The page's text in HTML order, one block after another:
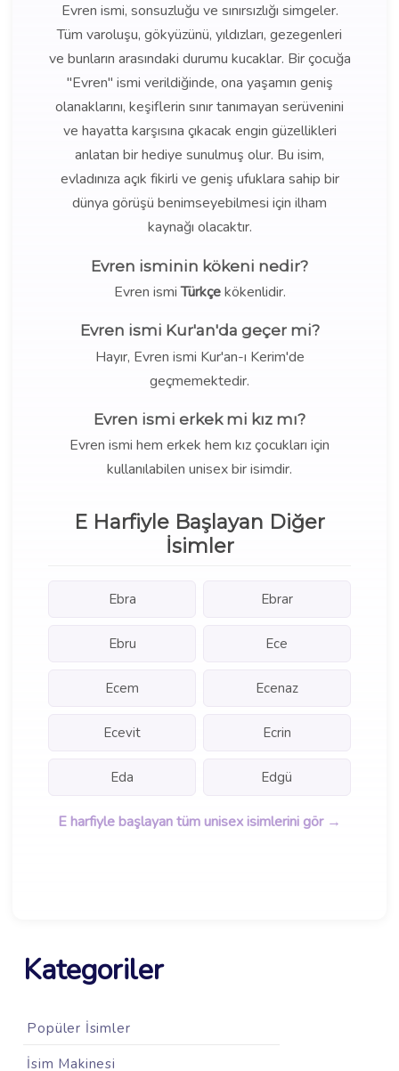
Evren ismi, sonsuzluğu ve sınırsızlığı simgeler.
Tüm varoluşu, gökyüzünü, yıldızları, gezegenleri
ve bunların arasındaki durumu kucaklar. Bir çocuğa
"Evren" ismi verildiğinde, ona yaşamın geniş
olanaklarını, keşiflerin sınır tanımayan serüvenini
ve hayatta karşısına çıkacak engin güzellikleri
anlatan bir hediye sunulmuş olur. Bu isim,
evladınıza açık fikirli ve geniş ufuklara sahip bir
dünya görüşü benimseyebilmesi için ilham
kaynağı olacaktır.
Evren isminin kökeni nedir?
Evren ismiTürkçekökenlidir.
Evren ismi Kur'an'da geçer mi?
Hayır, Evren ismi Kur'an-ı Kerim'de
geçmemektedir.
Evren ismi erkek mi kız mı?
Evren ismi hem erkek hem kız çocukları için
kullanılabilen unisex bir isimdir.
E Harfiyle Başlayan Diğer
İsimler
Ebra Ebrar
Ebru Ece
Ecem Ecenaz
Ecevit Ecrin
Eda Edgü
E harfiyle başlayan tüm unisex isimlerini gör →
Kategoriler
Popüler İsimler
İsim Makinesi